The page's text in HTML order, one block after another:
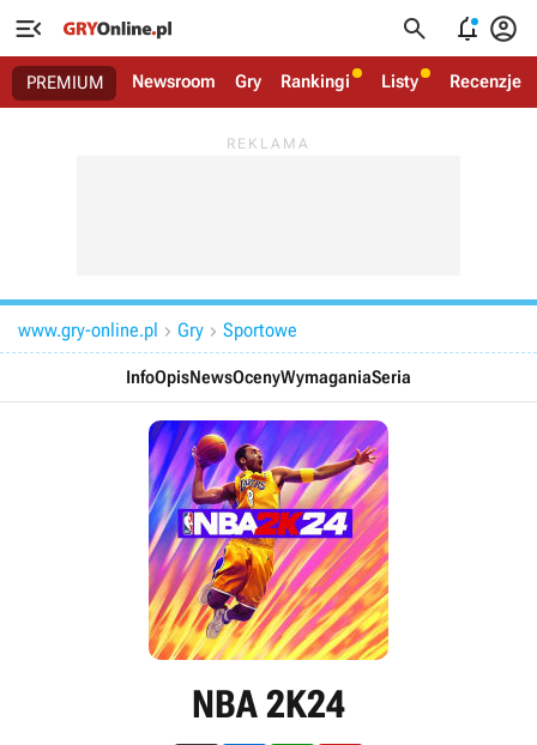
   
PREMIUM Newsroom Gry Rankingi Listy Recenzje
www.gry-online.pl  Gry  Sportowe
InfoOpisNewsOcenyWymaganiaSeria
NBA 2K24